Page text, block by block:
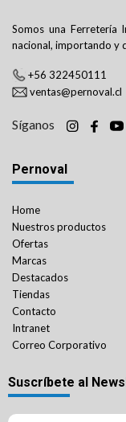
Somos una Ferretería
nacional, importando y
+56 322450111
ventas@pernoval.cl
Síganos
Pernoval
Home
Nuestros productos
Ofertas
Marcas
Destacados
Tiendas
Contacto
Intranet
Correo Corporativo
Suscríbete al